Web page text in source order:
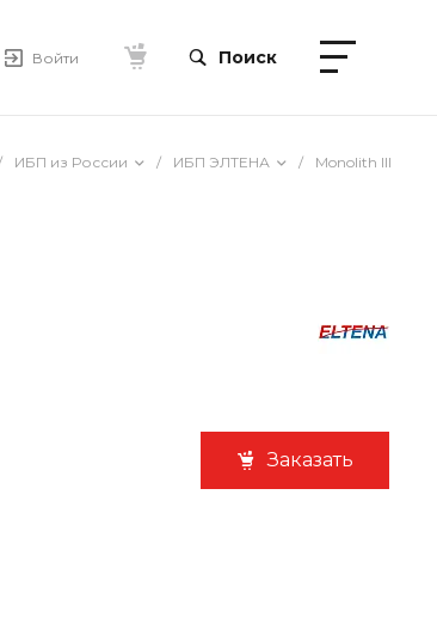
Войти Поиск
ИБП из России / ИБП ЭЛТЕНА /
Monolith III
Заказать